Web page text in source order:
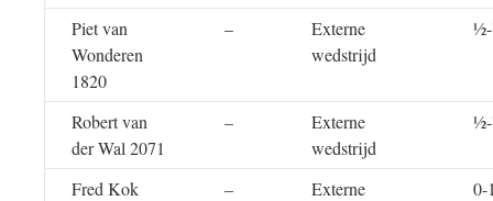
Piet van
Wonderen
1820
–
Externe
wedstrijd
Robert van
der Wal 2071
–
Externe
wedstrijd
Fred Kok
–
Externe
0-